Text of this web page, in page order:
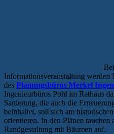
Informationsveranstaltung werden
des Planungsbüros Merkel
Ingenieurbüros Pohl im Rathaus
Sanierung, die auch die
beinhaltet, soll sich am
orientieren. In den Plänen tauchen
Randgestaltung mit Bäumen auf.